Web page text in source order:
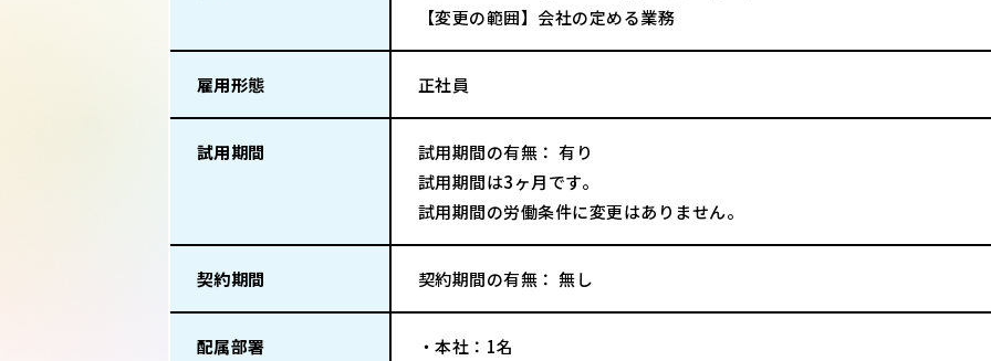
【変更の範囲】会社の定める業務
雇用形態 正社員
試用期間
試用期間の有無： 有り
試用期間は3ヶ月です。
試用期間の労働条件に変更はありません。
契約期間 契約期間の有無： 無し
配属部署
・本社：1名